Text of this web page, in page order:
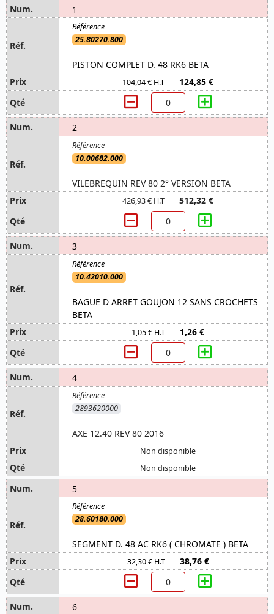
1
25.80270.800
PISTON COMPLET D. 48 RK6 BETA
104,04 € H.T 124,85 €
2
10.00682.000
VILEBREQUIN REV 80 2° VERSION BETA
426,93 € H.T 512,32 €
3
10.42010.000
BAGUE D ARRET GOUJON 12 SANS CROCHETS
BETA
1,05 € H.T 1,26 €
4
2893620000
AXE 12.40 REV 80 2016
Non disponible
Non disponible
5
28.60180.000
SEGMENT D. 48 AC RK6 ( CHROMATE ) BETA
32,30 € H.T 38,76 €
6